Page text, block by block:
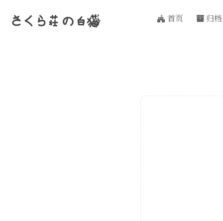
さくら荘 の 白猫 首页 归档